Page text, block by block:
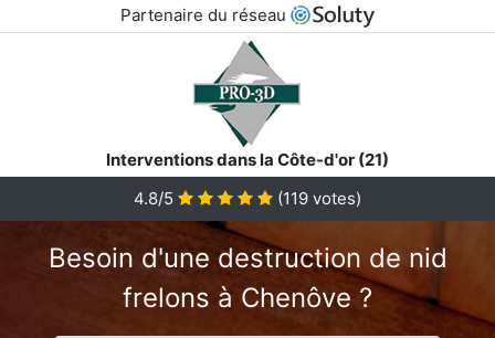
Partenaire du réseau
Interventions dans la Côte-d'or (21)
4.8/5 (119 votes)
Besoin d'une destruction de nid
frelons à Chenôve ?